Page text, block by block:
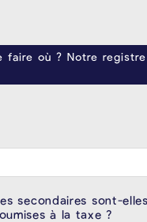
faire où ? Notre
secondaires sont-elles
à la taxe ?